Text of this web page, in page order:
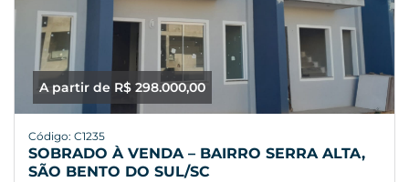
A partir de R$ 298.000,00
Código: C1235
SOBRADO À VENDA – BAIRRO SERRA ALTA,
SÃO BENTO DO SUL/SC